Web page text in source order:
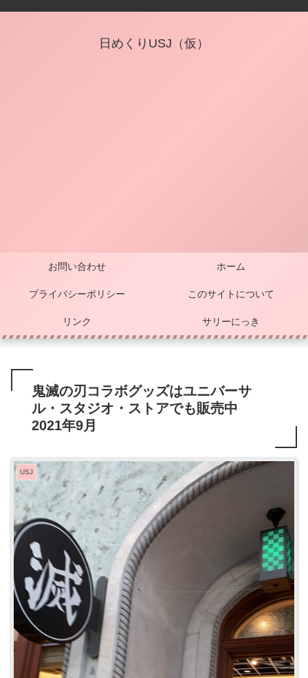
日めくりUSJ（仮）
お問い合わせ ホーム
プライバシーポリシー このサイトについて
リンク サリーにっき
鬼滅の刃コラボグッズはユニバーサ
ル・スタジオ・ストアでも販売中
2021年9月
USJ